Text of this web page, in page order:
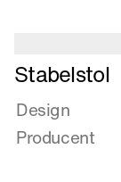
Læs
mere
om
Stabelstol
Stabelstol
Design
Producent